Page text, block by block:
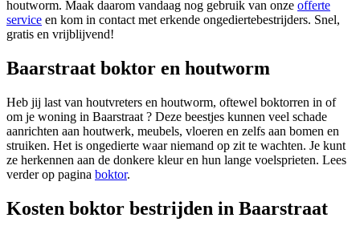
houtworm. Maak daarom vandaag nog gebruik van onze offerte
service en kom in contact met erkende ongediertebestrijders. Snel,
gratis en vrijblijvend!
Baarstraat boktor en houtworm
Heb jij last van houtvreters en houtworm, oftewel boktorren in of
om je woning in Baarstraat ? Deze beestjes kunnen veel schade
aanrichten aan houtwerk, meubels, vloeren en zelfs aan bomen en
struiken. Het is ongedierte waar niemand op zit te wachten. Je kunt
ze herkennen aan de donkere kleur en hun lange voelsprieten. Lees
verder op pagina boktor.
Kosten boktor bestrijden in Baarstraat